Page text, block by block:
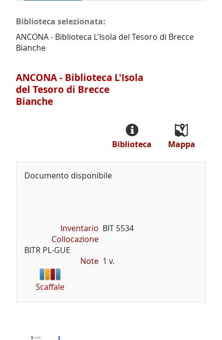
Biblioteca selezionata:
ANCONA - Biblioteca L'Isola del Tesoro di Brecce
Bianche
ANCONA - Biblioteca L'Isola
del Tesoro di Brecce
Bianche
Mappa
Biblioteca
Documento disponibile
Inventario BIT 5534
Collocazione
BITR PL-GUE
Note 1 v.
Scaffale